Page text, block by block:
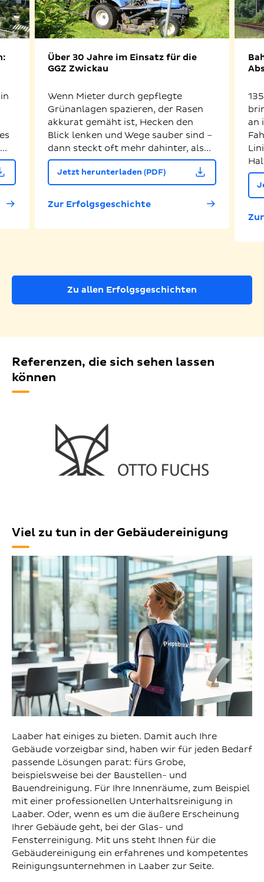
Über 30 Jahre im Einsatz für die
GGZ Zwickau
Wenn Mieter durch gepflegte
Grünanlagen spazieren, der Rasen
akkurat gemäht ist, Hecken den
Blick lenken und Wege sauber sind –
dann steckt oft mehr dahinter, als...
Jetzt herunterladen (PDF)
Zur Erfolgsgeschichte
an
Zu allen Erfolgsgeschichten
Referenzen, die sich sehen lassen
können
Viel zu tun in der Gebäudereinigung
Laaber hat einiges zu bieten. Damit auch Ihre
Gebäude vorzeigbar sind, haben wir für jeden Bedarf
passende Lösungen parat: fürs Grobe,
beispielsweise bei der Baustellen- und
Bauendreinigung. Für Ihre Innenräume, zum Beispiel
mit einer professionellen Unterhaltsreinigung in
Laaber. Oder, wenn es um die äußere Erscheinung
Ihrer Gebäude geht, bei der Glas- und
Fensterreinigung. Mit uns steht Ihnen für die
Gebäudereinigung ein erfahrenes und kompetentes
Reinigungsunternehmen in Laaber zur Seite.